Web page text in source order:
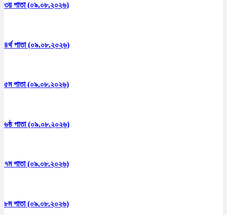
৩য় পাতা (০৯.০৮.২০২৬)
৪র্থ পাতা (০৯.০৮.২০২৬)
৫ম পাতা (০৯.০৮.২০২৬)
৬ষ্ঠ পাতা (০৯.০৮.২০২৬)
৭ম পাতা (০৯.০৮.২০২৬)
৮ম পাতা (০৯.০৮.২০২৬)